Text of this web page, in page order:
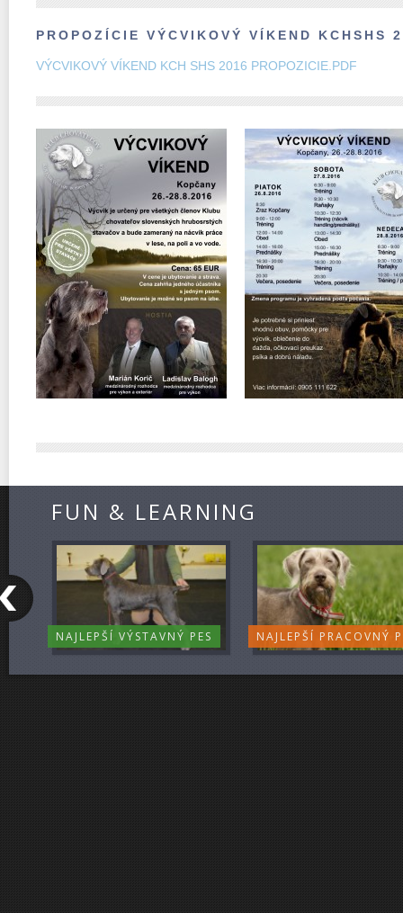
PROPOZÍCIE VÝCVIKOVÝ VÍKEND KCHSHS
VÝCVIKOVÝ VÍKEND KCH SHS 2016 PROPOZICIE.PDF
FUN & LEARNING
NAJLEPŠÍ VÝSTAVNÝ PES NAJLEPŠÍ PRACOVNÝ